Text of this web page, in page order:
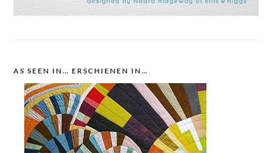
AS SEEN IN… ERSCHIENEN IN…